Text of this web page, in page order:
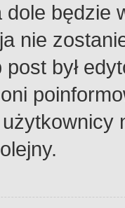
dole będzie
nie
post był